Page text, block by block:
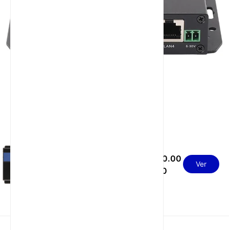
USD 60.00
- 70.00
Ver